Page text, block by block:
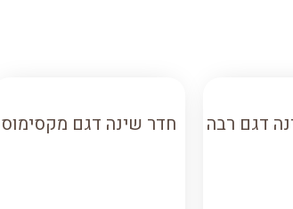
דגם רבה חדר שינה דגם מקסימוס